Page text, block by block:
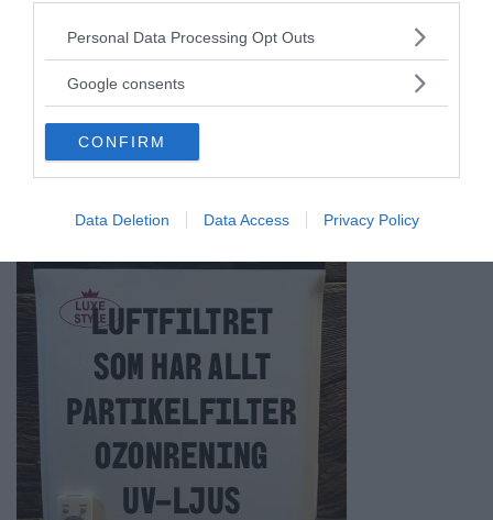
Please note that this website/app uses one or more Google
not limited to your visit or usage behaviour. You may click to
use your data for below specified purposes in below Google
consent section.
Personal Data Processing Opt Outs
Google consents
CONFIRM
Data Deletion Data Access Privacy Policy